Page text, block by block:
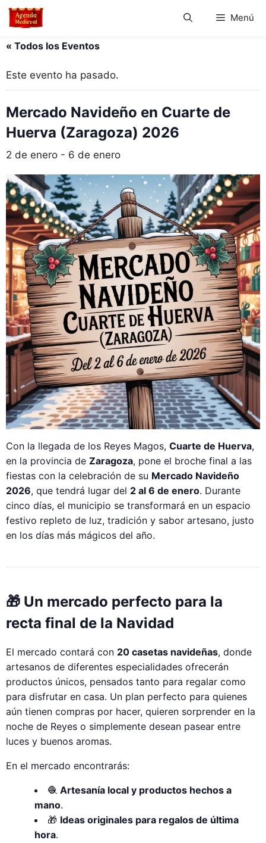
Saltar
Menú
« Todos los Eventos
Este evento ha pasado.
Mercado Navideño en Cuarte de
Huerva (Zaragoza) 2026
2 de enero - 6 de enero
Con la llegada de los Reyes Magos, Cuarte de Huerva,
en la provincia de Zaragoza, pone el broche final a las
fiestas con la celebración de su Mercado Navideño
2026, que tendrá lugar del 2 al 6 de enero. Durante
cinco días, el municipio se transformará en un espacio
festivo repleto de luz, tradición y sabor artesano, justo
en los días más mágicos del año.
🎁 Un mercado perfecto para la
recta final de la Navidad
El mercado contará con 20 casetas navideñas, donde
artesanos de diferentes especialidades ofrecerán
productos únicos, pensados tanto para regalar como
para disfrutar en casa. Un plan perfecto para quienes
aún tienen compras por hacer, quieren sorprender en la
noche de Reyes o simplemente desean pasear entre
luces y buenos aromas.
En el mercado encontrarás:
🧶 Artesanía local y productos hechos a
mano.
🎁 Ideas originales para regalos de última
hora.